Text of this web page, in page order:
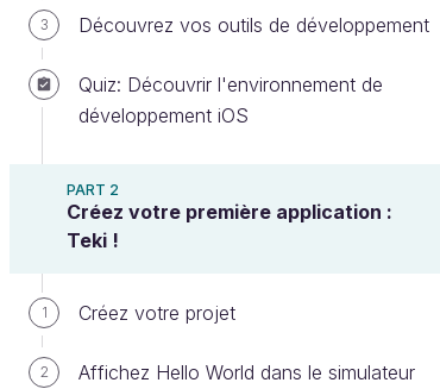
3 Découvrez vos outils de développement
Quiz: Découvrir l'environnement de
développement iOS
PART 2
Créez votre première application :
Teki !
1 Créez votre projet
2 Affichez Hello World dans le simulateur